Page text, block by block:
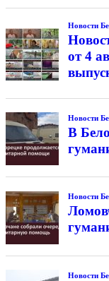
Новости
от 4
Новости
В
Новости
Новости